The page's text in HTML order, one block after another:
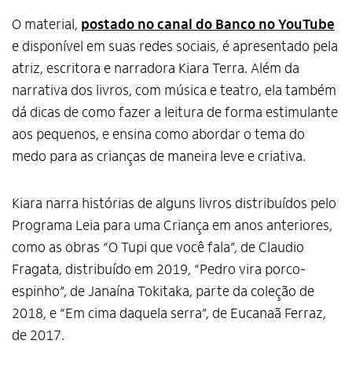
O material, postado no canal do Banco no YouTube
e disponível em suas redes sociais, é apresentado pela
atriz, escritora e narradora Kiara Terra. Além da
narrativa dos livros, com música e teatro, ela também
dá dicas de como fazer a leitura de forma estimulante
aos pequenos, e ensina como abordar o tema do
medo para as crianças de maneira leve e criativa.
Kiara narra histórias de alguns livros distribuídos pelo
Programa Leia para uma Criança em anos anteriores,
como as obras “O Tupi que você fala”, de Claudio
Fragata, distribuído em 2019, “Pedro vira porco-
espinho”, de Janaína Tokitaka, parte da coleção de
2018, e “Em cima daquela serra”, de Eucanaã Ferraz,
de 2017.